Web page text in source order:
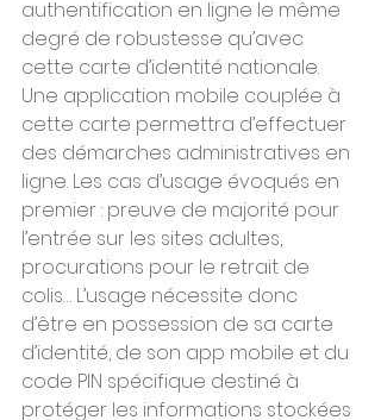
authentification en ligne le même
degré de robustesse qu’avec
cette carte d’identité nationale.
Une application mobile couplée à
cette carte permettra d’effectuer
des démarches administratives en
ligne. Les cas d’usage évoqués en
premier : preuve de majorité pour
l’entrée sur les sites adultes,
procurations pour le retrait de
colis… L’usage nécessite donc
d’être en possession de sa carte
d’identité, de son app mobile et du
code PIN spécifique destiné à
protéger les informations stockées